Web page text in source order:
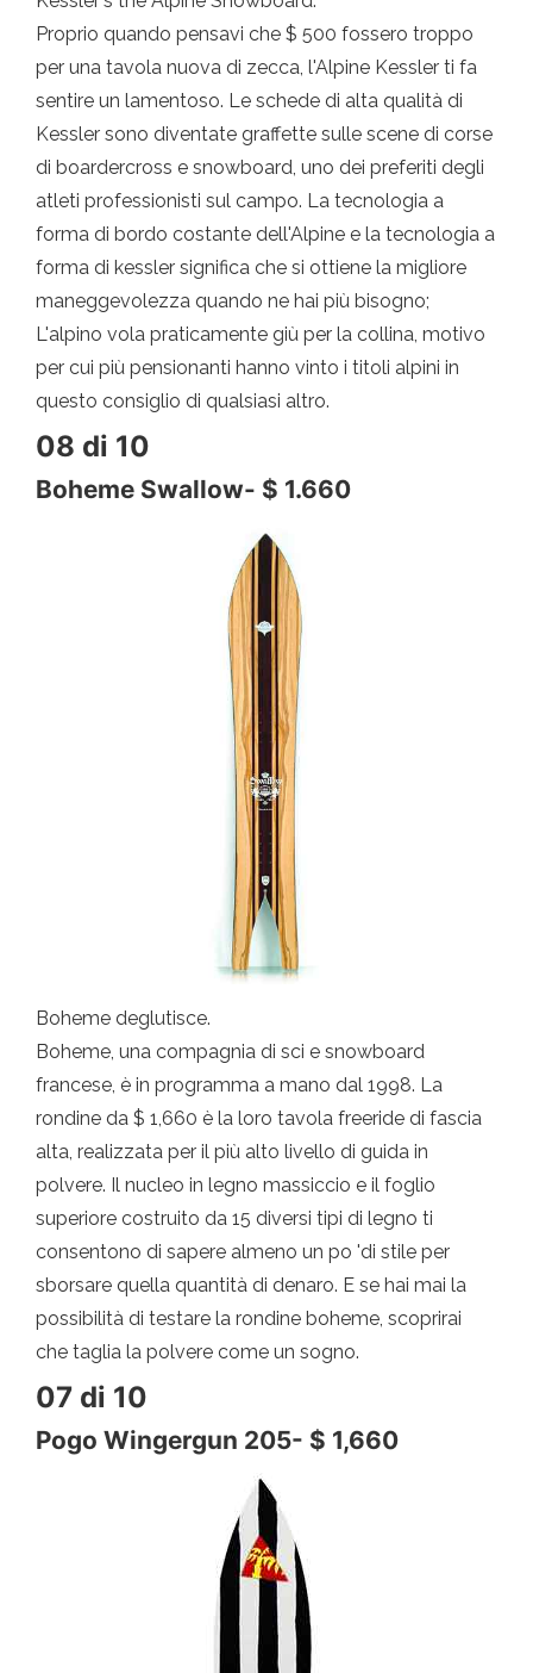
Proprio quando pensavi che $ 500 fossero troppo
per una tavola nuova di zecca, l'Alpine Kessler ti fa
sentire un lamentoso. Le schede di alta qualità di
Kessler sono diventate graffette sulle scene di corse
di boardercross e snowboard, uno dei preferiti degli
atleti professionisti sul campo. La tecnologia a
forma di bordo costante dell'Alpine e la tecnologia a
forma di kessler significa che si ottiene la migliore
maneggevolezza quando ne hai più bisogno;
L'alpino vola praticamente giù per la collina, motivo
per cui più pensionanti hanno vinto i titoli alpini in
questo consiglio di qualsiasi altro.
08 di 10
Boheme Swallow- $ 1.660
Boheme deglutisce.
Boheme, una compagnia di sci e snowboard
francese, è in programma a mano dal 1998. La
rondine da $ 1,660 è la loro tavola freeride di fascia
alta, realizzata per il più alto livello di guida in
polvere. Il nucleo in legno massiccio e il foglio
superiore costruito da 15 diversi tipi di legno ti
consentono di sapere almeno un po 'di stile per
sborsare quella quantità di denaro. E se hai mai la
possibilità di testare la rondine boheme, scoprirai
che taglia la polvere come un sogno.
07 di 10
Pogo Wingergun 205- $ 1,660